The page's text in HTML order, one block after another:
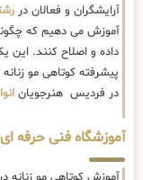
آرایشگران و فعالان در
آموزش می دهیم که
داده و اصلاح کنند. این
پیشرفته کوتاهی مو
در فردیس هنرجویان
آموزشگاه فنی حرفه